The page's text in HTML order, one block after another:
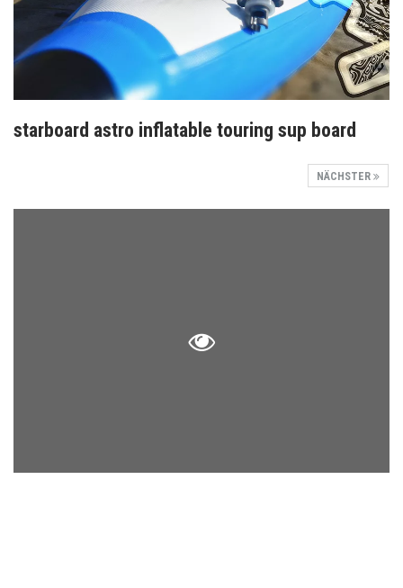
starboard astro inflatable touring sup board
NÄCHSTER